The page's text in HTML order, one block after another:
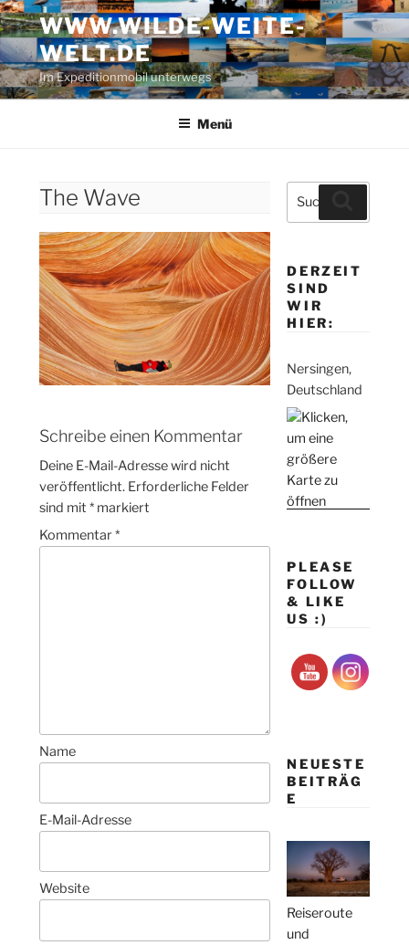
Zum
Inhalt
springen
WWW.WILDE-WEITE-
WELT.DE
Im Expeditionmobil unterwegs
Menü
The Wave
Schreibe einen Kommentar
Deine E-Mail-Adresse wird nicht
veröffentlicht. Erforderliche Felder
sind mit* markiert
Kommentar*
Name
E-Mail-Adresse
Website
Suche
nach:
DERZEIT
SIND
WIR
HIER:
Nersingen,
Deutschland
PLEASE
FOLLOW
& LIKE
US :)
NEUESTE
BEITRÄG
E
Reiseroute
und